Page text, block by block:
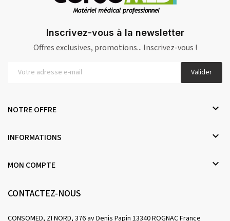
Inscrivez-vous à la newsletter
Offres exclusives, promotions... Inscrivez-vous !
Valider
NOTRE OFFRE 
INFORMATIONS 
MON COMPTE 
CONTACTEZ-NOUS
CONSOMED, ZI NORD, 376 av Denis Papin 13340 ROGNAC France